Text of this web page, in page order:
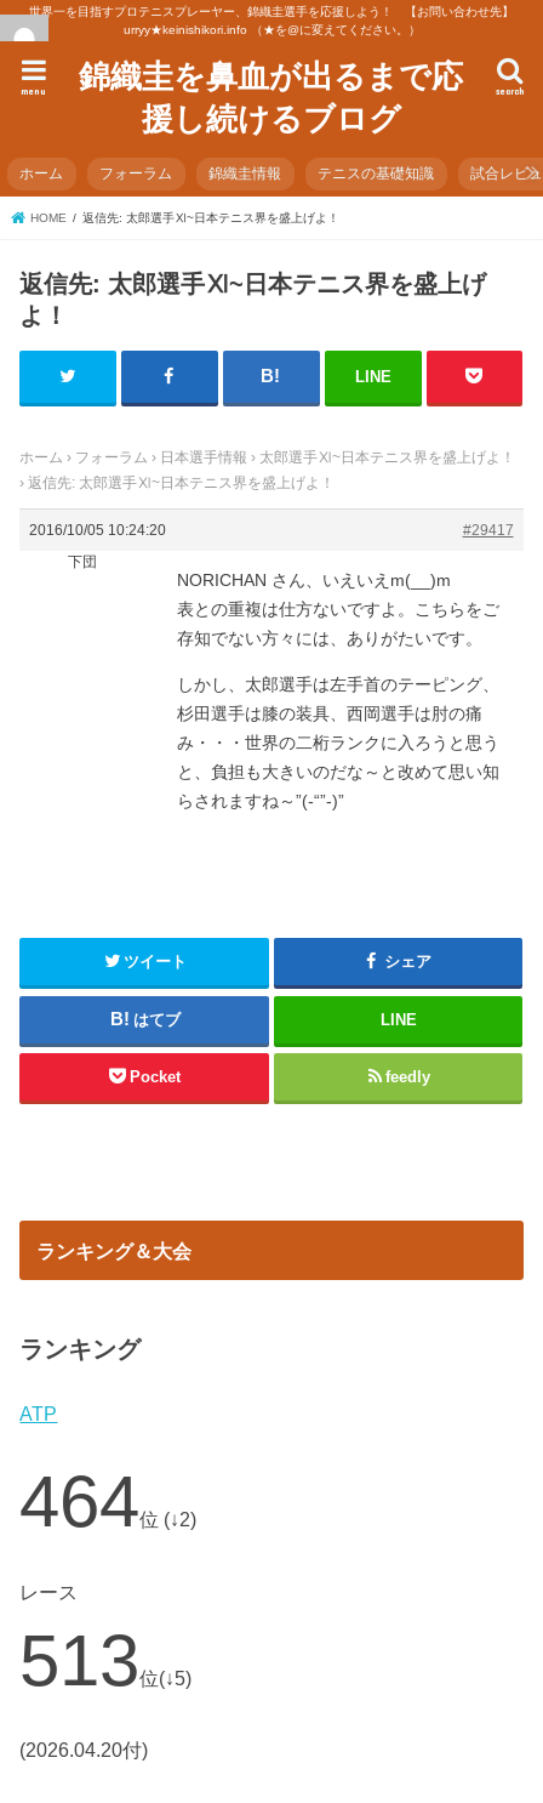
世界一を目指すプロテニスプレーヤー、錦織圭選手を応援しよう！ 【お問い合わせ先】
urryy★keinishikori.info （★を@に変えてください。）
錦織圭を鼻血が出るまで応
援し続けるブログ
search
menu
ホーム フォーラム 錦織圭情報 テニスの基礎知識 試合レビ
HOME 返信先: 太郎選手Ⅺ~日本テニス界を盛上げよ！
返信先: 太郎選手Ⅺ~日本テニス界を盛上げ
よ！
LINE
ホーム › フォーラム › 日本選手情報 › 太郎選手Ⅺ~日本テニス界を盛上げよ！
› 返信先: 太郎選手Ⅺ~日本テニス界を盛上げよ！
2016/10/05 10:24:20
#29417
下団
NORICHAN さん、いえいえm(__)m
表との重複は仕方ないですよ。こちらをご
存知でない方々には、ありがたいです。
しかし、太郎選手は左手首のテーピング、
杉田選手は膝の装具、西岡選手は肘の痛
み・・・世界の二桁ランクに入ろうと思う
と、負担も大きいのだな～と改めて思い知
らされますね～”(-“”-)”
ツイート シェア
はてブ LINE
Pocket feedly
ランキング＆大会
ランキング
ATP
464位 (↓2)
レース
513位(↓5)
(2026.04.20付)